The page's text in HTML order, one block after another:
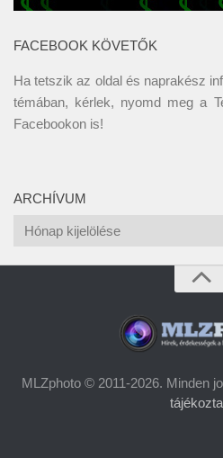
FACEBOOK KÖVETŐK
Ha tetszik az oldal és naprakész
témában, kérlek, nyomd meg a
Facebookon is!
ARCHÍVUM
Archívum
MLZphoto © 2011-2026. Minden